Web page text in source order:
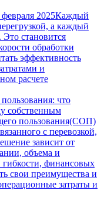
февраля 2025Каждый
а каждый
становится
обработки
эффективность
и
расчете
что
собственным
пользования(СОП)
с перевозкой,
зависит от
объема и
финансовых
свои преимущества и
затраты и